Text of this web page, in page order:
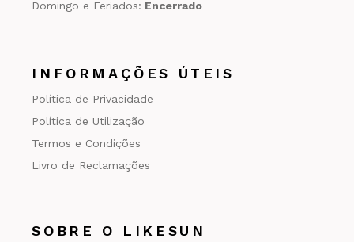
Domingo e Feriados: Encerrado
INFORMAÇÕES ÚTEIS
Política de Privacidade
Política de Utilização
Termos e Condições
Livro de Reclamações
SOBRE O LIKESUN